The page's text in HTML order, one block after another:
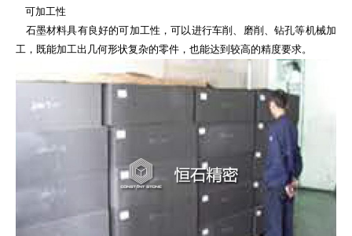
可加工性
石墨材料具有良好的可加工性，可以进行车削、磨削、钻孔等机械加
工，既能加工出几何形状复杂的零件，也能达到较高的精度要求。